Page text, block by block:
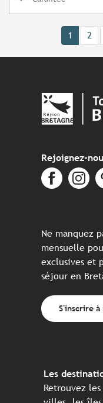
1 2
Rejoignez-
Ne manquez
mensuelle
exclusives et
séjour en
S'inscrire
Les
Retrouvez